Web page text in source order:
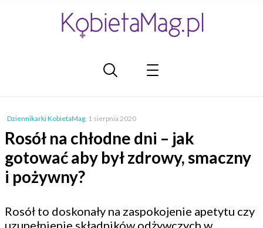
Dziennikarki KobietaMag, 1 sierpnia 2020
Rosół na chłodne dni – jak
gotować aby był zdrowy, smaczny
i pożywny?
Rosół to doskonały na zaspokojenie apetytu czy
uzupełnienie składników odżywczych w